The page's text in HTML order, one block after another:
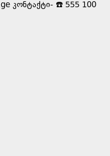
კონტაქტი- ☎️ 555 100